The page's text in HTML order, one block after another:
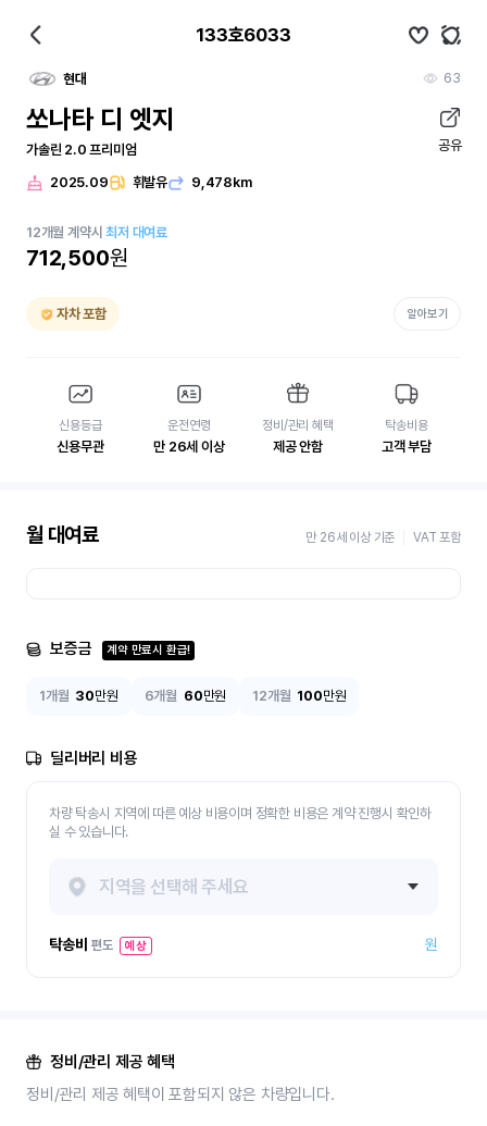
133호6033
현대 63
쏘나타 디 엣지
가솔린 2.0 프리미엄 공유
2025.09 휘발유 9,478km
12개월 계약시최저 대여료
712,500원
자차 포함 알아보기
신용등급
신용무관
운전연령
만 26세 이상
정비/관리 혜택
제공 안함
탁송비용
고객 부담
월 대여료 만 26세 이상 기준 VAT 포함
보증금 계약 만료시 환급!
1개월 30만원 6개월 60만원 12개월 100만원
딜리버리 비용
차량 탁송시 지역에 따른 예상 비용이며 정확한 비용은 계약 진행시 확인하
실 수 있습니다.
지역을 선택해 주세요
탁송비 편도 예상 원
정비/관리 제공 혜택
정비/관리 제공 혜택이 포함되지 않은 차량입니다.